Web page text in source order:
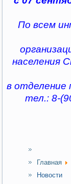
По всем
населения
в отделение
тел.: 8-
Главная
Новости